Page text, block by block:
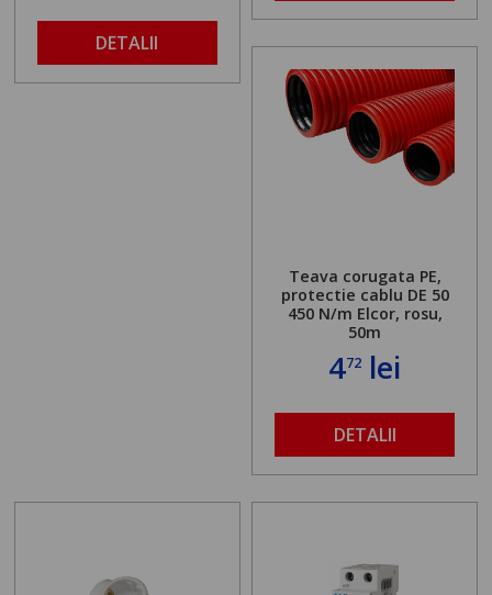
DETALII
Teava corugata PE,
protectie cablu DE 50
450 N/m Elcor, rosu,
50m
472 lei
DETALII